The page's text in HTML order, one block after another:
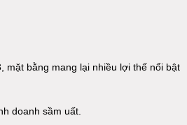
mặt bằng mang lại nhiều lợi thế nổi bật
doanh sầm uất.